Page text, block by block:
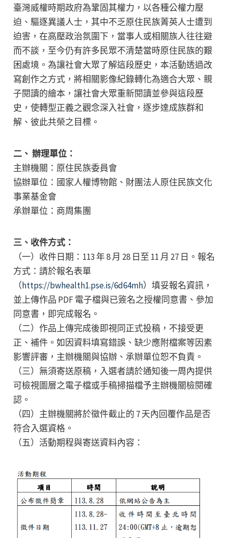
臺灣威權時期政府為鞏固其權力，以各種公權力壓
迫、驅逐異議人士，其中不乏原住民族菁英人士遭到
迫害，在高壓政治氛圍下，當事人或相關族人往往避
而不談，至今仍有許多民眾不清楚當時原住民族的艱
困處境。為讓社會大眾了解這段歷史，本活動透過改
寫創作之方式，將相關影像紀錄轉化為適合大眾、親
子閱讀的繪本，讓社會大眾重新閱讀並參與這段歷
史，使轉型正義之觀念深入社會，逐步達成族群和
解、彼此共榮之目標。
二、 辦理單位：
主辦機關：原住民族委員會
協辦單位：國家人權博物館、財團法人原住民族文化
事業基金會
承辦單位：商周集團
三、收件方式：
（一）收件日期：113 年 8 月 28 日至 11 月 27 日。報名
方式：請於報名表單
（https://bwhealth1.pse.is/6d64mh）填妥報名資訊，
並上傳作品 PDF 電子檔與已簽名之授權同意書、參加
同意書，即完成報名。
（二）作品上傳完成後即視同正式投稿，不接受更
正、補件。如因資料填寫錯誤、缺少應附檔案等因素
影響評審，主辦機關與協辦、承辦單位恕不負責。
（三）無須寄送原稿，入選者請於通知後一周內提供
可檢視圖層之電子檔或手稿掃描檔予主辦機關檢閱確
認。
（四）主辦機關將於徵件截止的 7 天內回覆作品是否
符合入選資格。
（五）活動期程與寄送資料內容：